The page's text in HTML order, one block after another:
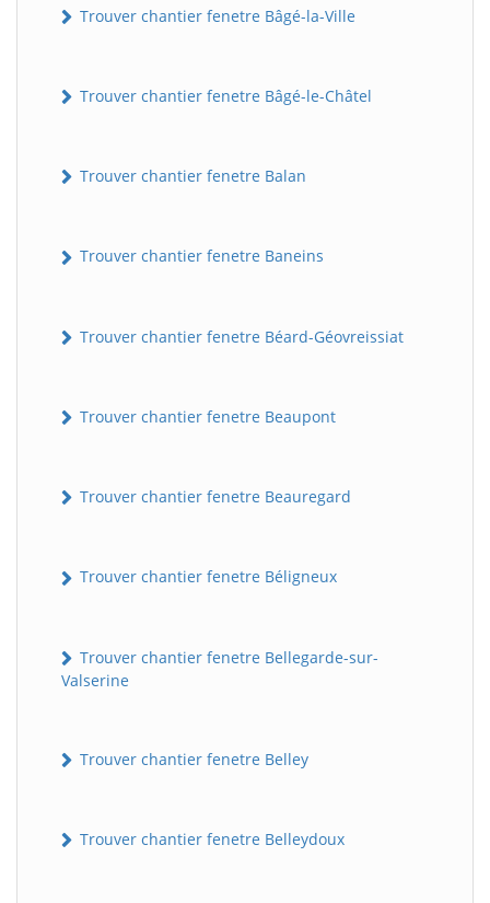
Trouver chantier fenetre Bâgé-la-Ville
Trouver chantier fenetre Bâgé-le-Châtel
Trouver chantier fenetre Balan
Trouver chantier fenetre Baneins
Trouver chantier fenetre Béard-Géovreissiat
Trouver chantier fenetre Beaupont
Trouver chantier fenetre Beauregard
Trouver chantier fenetre Béligneux
Trouver chantier fenetre Bellegarde-sur-
Valserine
Trouver chantier fenetre Belley
Trouver chantier fenetre Belleydoux